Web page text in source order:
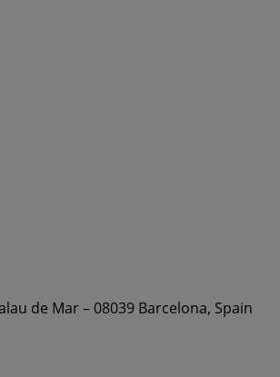
de Mar – 08039 Barcelona, Spain